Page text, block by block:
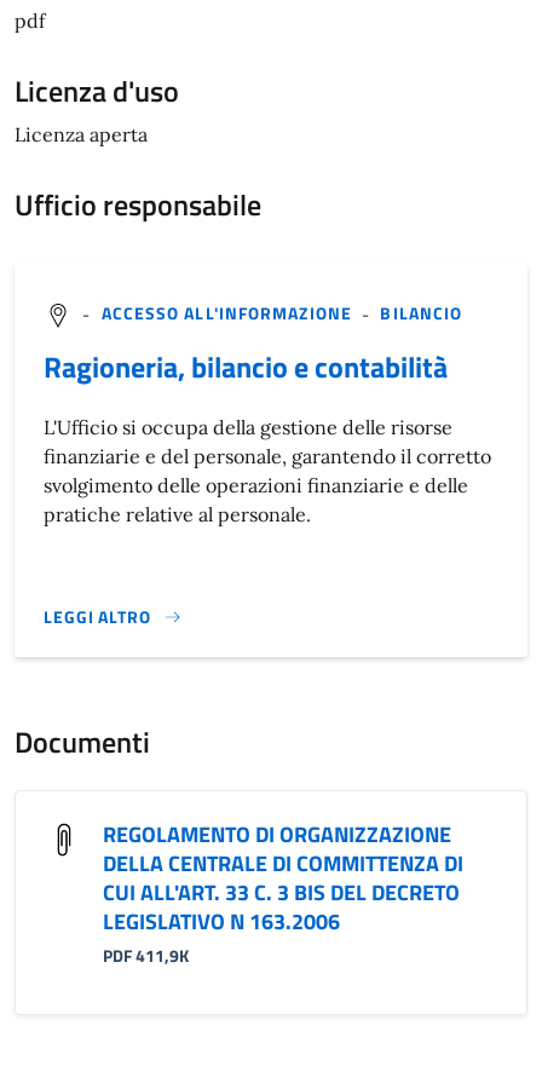
pdf
Licenza d'uso
Licenza aperta
Ufficio responsabile
- ACCESSO ALL'INFORMAZIONE - BILANCIO
Ragioneria, bilancio e contabilità
L'Ufficio si occupa della gestione delle risorse
finanziarie e del personale, garantendo il corretto
svolgimento delle operazioni finanziarie e delle
pratiche relative al personale.
LEGGI ALTRO
}
Documenti
REGOLAMENTO DI ORGANIZZAZIONE
DELLA CENTRALE DI COMMITTENZA DI
CUI ALL'ART. 33 C. 3 BIS DEL DECRETO
LEGISLATIVO N 163.2006
PDF 411,9K